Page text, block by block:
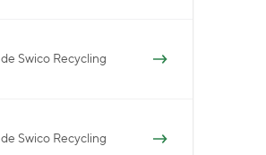
de Swico Recycling
de Swico Recycling